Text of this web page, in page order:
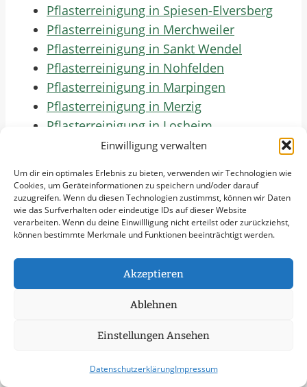
Einwilligung verwalten
Um dir ein optimales Erlebnis zu bieten, verwenden wir Technologien wie
Cookies, um Geräteinformationen zu speichern und/oder darauf
zuzugreifen. Wenn du diesen Technologien zustimmst, können wir Daten
wie das Surfverhalten oder eindeutige IDs auf dieser Website
verarbeiten. Wenn du deine Einwillligung nicht erteilst oder zurückziehst,
können bestimmte Merkmale und Funktionen beeinträchtigt werden.
Akzeptieren
Ablehnen
Einstellungen Ansehen
DatenschutzerklärungImpressum
Pflasterreinigung in Spiesen-Elversberg
Pflasterreinigung in Merchweiler
Pflasterreinigung in Sankt Wendel
Pflasterreinigung in Nohfelden
Pflasterreinigung in Marpingen
Pflasterreinigung in Merzig
Pflasterreinigung in Losheim
Pflasterreinigung in Wadern
Pflasterreinigung in Saarlouis
Pflasterreinigung in Dillingen
Pflasterreinigung in Schwalbach
Pflasterreinigung in Wadgassen
Pflasterreinigung in Saarwellingen
Pflasterreinigung in Überherrn
Pflasterreinigung in Lebach
Jetzt Anfrage Stellen
Zum Formular